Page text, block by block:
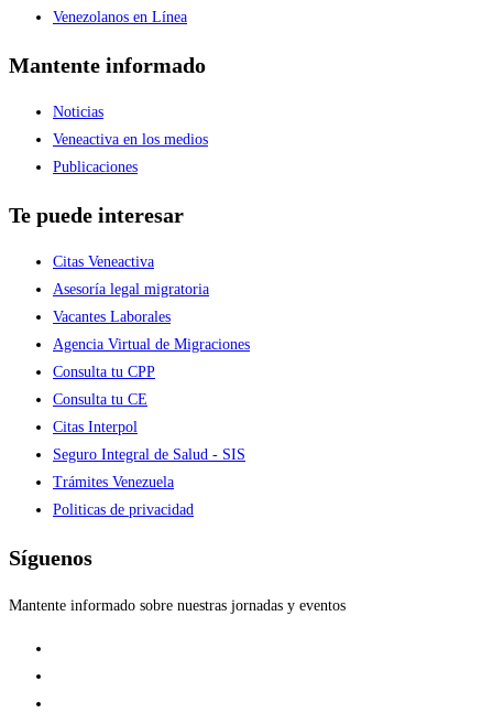
Venezolanos en Línea
Mantente informado
Noticias
Veneactiva en los medios
Publicaciones
Te puede interesar
Citas Veneactiva
Asesoría legal migratoria
Vacantes Laborales
Agencia Virtual de Migraciones
Consulta tu CPP
Consulta tu CE
Citas Interpol
Seguro Integral de Salud - SIS
Trámites Venezuela
Politicas de privacidad
Síguenos
Mantente informado sobre nuestras jornadas y eventos